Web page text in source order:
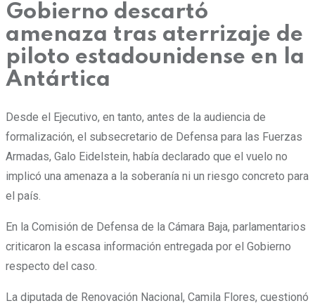
Gobierno descartó
amenaza tras aterrizaje de
piloto estadounidense en la
Antártica
Desde el Ejecutivo, en tanto, antes de la audiencia de
formalización, el subsecretario de Defensa para las Fuerzas
Armadas, Galo Eidelstein, había declarado que el vuelo no
implicó una amenaza a la soberanía ni un riesgo concreto para
el país.
En la Comisión de Defensa de la Cámara Baja, parlamentarios
criticaron la escasa información entregada por el Gobierno
respecto del caso.
La diputada de Renovación Nacional, Camila Flores, cuestionó